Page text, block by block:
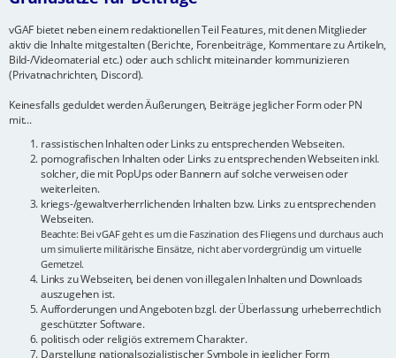
vGAF bietet neben einem redaktionellen Teil Features, mit denen Mitglieder
aktiv die Inhalte mitgestalten (Berichte, Forenbeiträge, Kommentare zu Artikeln,
Bild-/Videomaterial etc.) oder auch schlicht miteinander kommunizieren
(Privatnachrichten, Discord).
Keinesfalls geduldet werden Äußerungen, Beiträge jeglicher Form oder PN
mit...
rassistischen Inhalten oder Links zu entsprechenden Webseiten.
pornografischen Inhalten oder Links zu entsprechenden Webseiten inkl.
solcher, die mit PopUps oder Bannern auf solche verweisen oder
weiterleiten.
kriegs-/gewaltverherrlichenden Inhalten bzw. Links zu entsprechenden
Webseiten.
Beachte: Bei vGAF geht es um die Faszination des Fliegens und durchaus auch
um simulierte militärische Einsätze, nicht aber vordergründig um virtuelle
Gemetzel.
Links zu Webseiten, bei denen von illegalen Inhalten und Downloads
auszugehen ist.
Aufforderungen und Angeboten bzgl. der Überlassung urheberrechtlich
geschützter Software.
politisch oder religiös extremem Charakter.
Darstellung nationalsozialistischer Symbole in jeglicher Form